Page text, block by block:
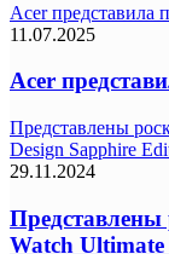
Acer представила
11.07.2025
Acer
Представлены
Design Sapphire
29.11.2024
Watch